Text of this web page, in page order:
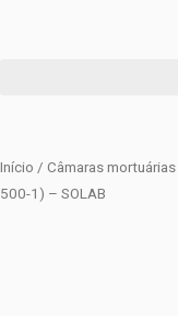
Início / Câmaras mortuárias
500-1) – SOLAB